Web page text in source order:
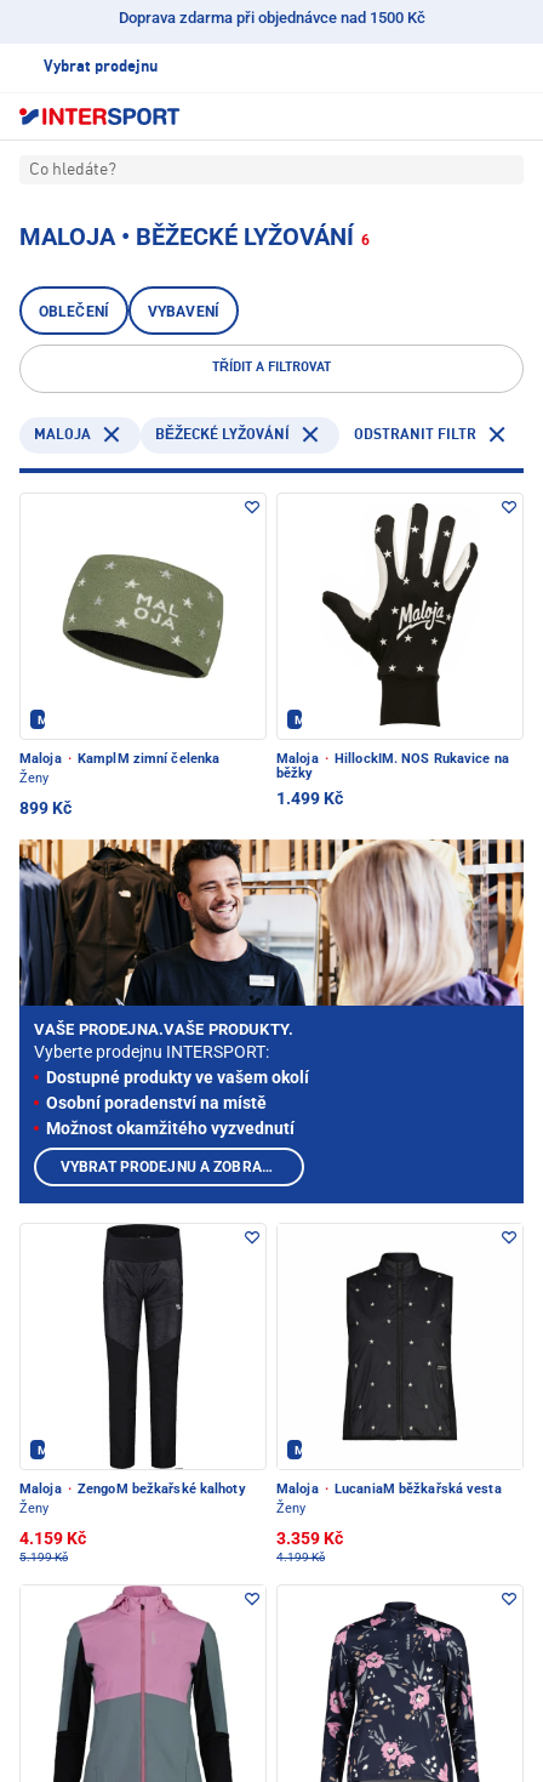
Doprava zdarma při objednávce nad 1500 Kč
Vybrat prodejnu
Co hledáte?
MALOJA • BĚŽECKÉ LYŽOVÁNÍ 6
OBLEČENÍ VYBAVENÍ
TŘÍDIT A FILTROVAT
MALOJA BĚŽECKÉ LYŽOVÁNÍ ODSTRANIT FILTR
Maloja - PEC POD SNĚŽKOU
Maloja · KamplM zimní čelenka
Ženy
899 Kč
Maloja - PEC POD SNĚŽKOU
Maloja · HillockIM. NOS Rukavice na
běžky
1.499 Kč
Maloja - PEC POD SNĚŽKOU
Maloja · ZengoM bežkařské kalhoty
Ženy
4.159 Kč
5.199 Kč
Maloja - PEC POD SNĚŽKOU
Maloja · LucaniaM běžkařská vesta
Ženy
3.359 Kč
4.199 Kč
VAŠE PRODEJNA.VAŠE PRODUKTY.
Vyberte prodejnu INTERSPORT:
Dostupné produkty ve vašem okolí
Osobní poradenství na místě
Možnost okamžitého vyzvednutí
VYBRAT PRODEJNU A ZOBRAZIT PRODUKTY